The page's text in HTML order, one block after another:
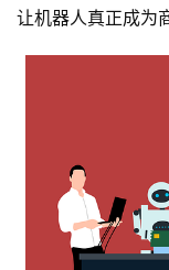
让机器人真正成为